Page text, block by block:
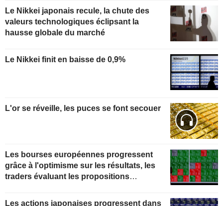
Le Nikkei japonais recule, la chute des
valeurs technologiques éclipsant la
hausse globale du marché
Le Nikkei finit en baisse de 0,9%
L'or se réveille, les puces se font secouer
Les bourses européennes progressent
grâce à l'optimisme sur les résultats, les
traders évaluant les propositions
Les actions japonaises progressent dans